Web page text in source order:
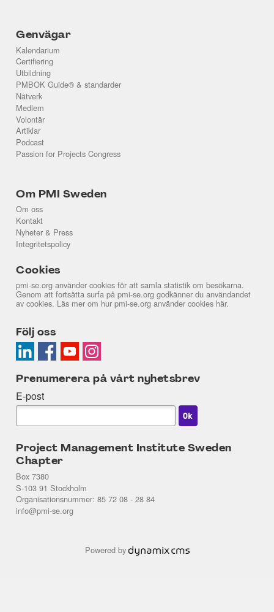
Genvägar
Kalendarium
Certifiering
Utbildning
PMBOK Guide® & standarder
Nätverk
Medlem
Volontär
Artiklar
Podcast
Passion for Projects Congress
Om PMI Sweden
Om oss
Kontakt
Nyheter & Press
Integritetspolicy
Cookies
pmi-se.org använder cookies för att samla statistik om besökarna.
Genom att fortsätta surfa på pmi-se.org godkänner du användandet
av cookies. Läs mer om hur pmi-se.org använder cookies här.
Följ oss
Prenumerera på vårt nyhetsbrev
E-post
Project Management Institute Sweden
Chapter
Box 7380
S-103 91 Stockholm
Organisationsnummer: 85 72 08 - 28 84
info@pmi-se.org
Powered by